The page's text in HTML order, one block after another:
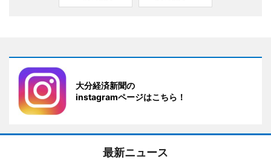
大分経済新聞の
instagramページはこちら！
最新ニュース